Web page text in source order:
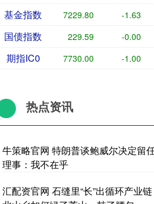
基金指数 7229.80 -1.63
国债指数 229.59 -0.00
期指IC0 7730.00 -1.00
热点资讯
牛策略官网 特朗普谈鲍威尔决定留
理事：我不在乎
汇配资官网 石缝里“长”出循环产业